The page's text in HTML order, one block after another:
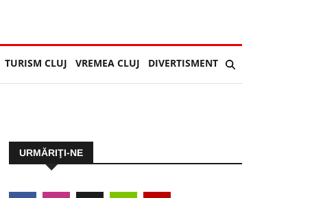
TURISM CLUJ VREMEA CLUJ DIVERTISMENT
URMĂRIŢI-NE